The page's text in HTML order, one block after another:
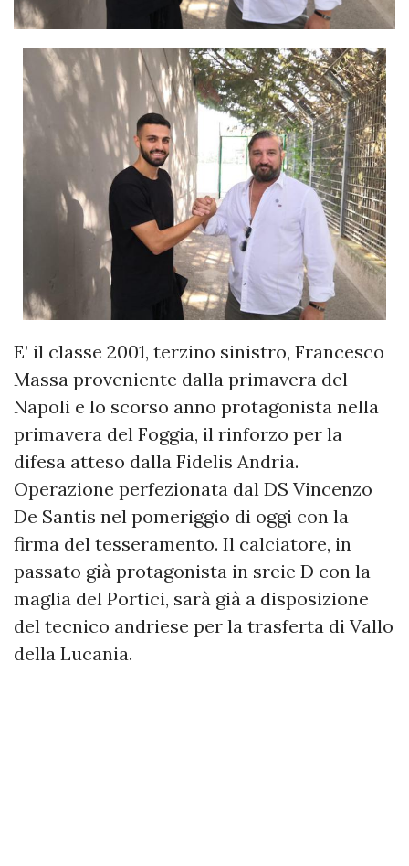
E’ il classe 2001, terzino sinistro, Francesco
Massa proveniente dalla primavera del
Napoli e lo scorso anno protagonista nella
primavera del Foggia, il rinforzo per la
difesa atteso dalla Fidelis Andria.
Operazione perfezionata dal DS Vincenzo
De Santis nel pomeriggio di oggi con la
firma del tesseramento. Il calciatore, in
passato già protagonista in sreie D con la
maglia del Portici, sarà già a disposizione
del tecnico andriese per la trasferta di Vallo
della Lucania.